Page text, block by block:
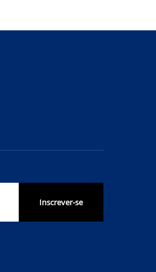
Inscrever-se